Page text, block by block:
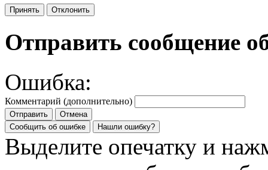
Принять Отклонить
Отправить сообщение
Ошибка:
Комментарий (дополнительно)
Отправить
Отмена
Сообщить об ошибке
Нашли ошибку?
Выделите опечатку и